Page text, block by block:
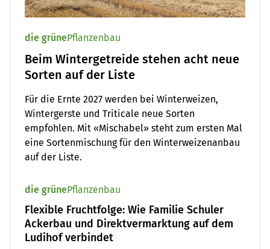
die grünePflanzenbau
Beim Wintergetreide stehen acht neue
Sorten auf der Liste
Für die Ernte 2027 werden bei Winterweizen,
Wintergerste und Triticale neue Sorten
empfohlen. Mit «Mischabel» steht zum ersten Mal
eine Sortenmischung für den Winterweizenanbau
auf der Liste.
die grünePflanzenbau
Flexible Fruchtfolge: Wie Familie Schuler
Ackerbau und Direktvermarktung auf dem
Ludihof verbindet